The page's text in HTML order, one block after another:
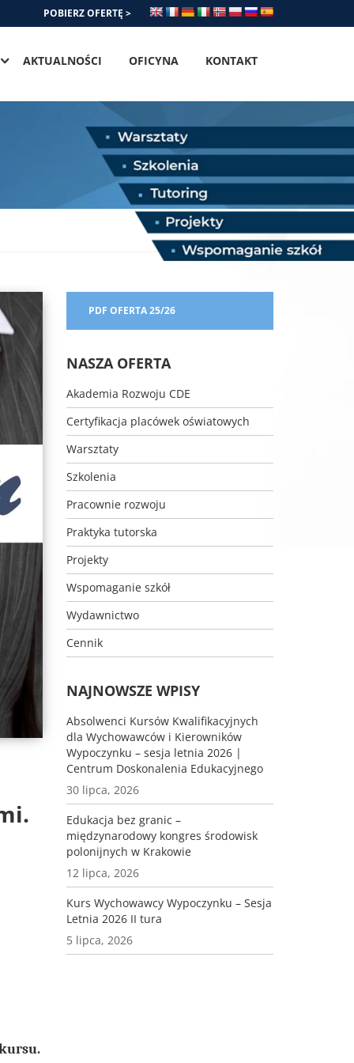
POBIERZ OFERTĘ >
AKTUALNOŚCI OFICYNA KONTAKT
PDF OFERTA 25/26
NASZA OFERTA
Akademia Rozwoju CDE
Certyfikacja placówek oświatowych
Warsztaty
Szkolenia
Pracownie rozwoju
Praktyka tutorska
Projekty
Wspomaganie szkół
Wydawnictwo
Cennik
NAJNOWSZE WPISY
Absolwenci Kursów Kwalifikacyjnych
dla Wychowawców i Kierowników
Wypoczynku – sesja letnia 2026 |
Centrum Doskonalenia Edukacyjnego
30 lipca, 2026
Edukacja bez granic –
międzynarodowy kongres środowisk
polonijnych w Krakowie
12 lipca, 2026
Kurs Wychowawcy Wypoczynku – Sesja
Letnia 2026 II tura
5 lipca, 2026